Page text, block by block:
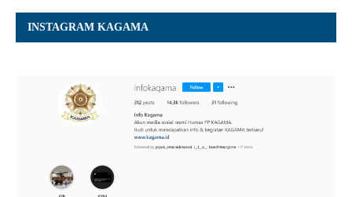
INSTAGRAM KAGAMA